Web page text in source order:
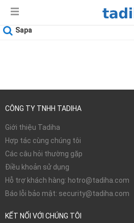
Sapa
CÔNG TY TNHH TADIHA
Giới thiệu Tadiha
Hợp tác cùng chúng tôi
Các câu hỏi thường gặp
Điều khoản sử dụng
Hỗ trợ khách hàng: hotro@tadiha.com
Báo lỗi bảo mật: security@tadiha.com
KẾT NỐI VỚI CHÚNG TÔI